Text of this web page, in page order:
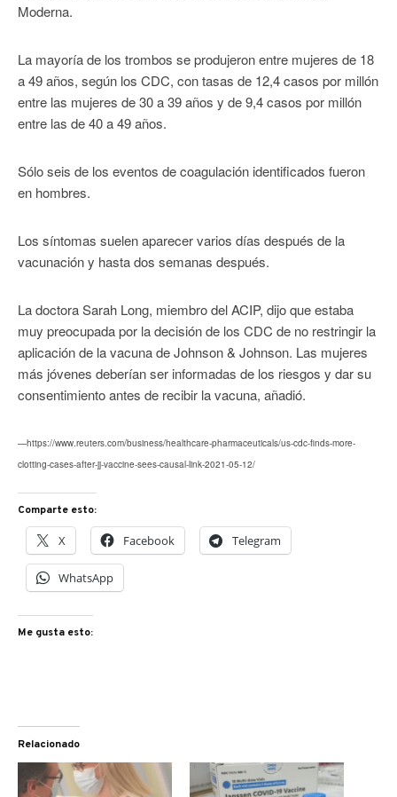
Moderna.
La mayoría de los trombos se produjeron entre mujeres de 18
a 49 años, según los CDC, con tasas de 12,4 casos por millón
entre las mujeres de 30 a 39 años y de 9,4 casos por millón
entre las de 40 a 49 años.
Sólo seis de los eventos de coagulación identificados fueron
en hombres.
Los síntomas suelen aparecer varios días después de la
vacunación y hasta dos semanas después.
La doctora Sarah Long, miembro del ACIP, dijo que estaba
muy preocupada por la decisión de los CDC de no restringir la
aplicación de la vacuna de Johnson & Johnson. Las mujeres
más jóvenes deberían ser informadas de los riesgos y dar su
consentimiento antes de recibir la vacuna, añadió.
—https://www.reuters.com/business/healthcare-pharmaceuticals/us-cdc-finds-more-
clotting-cases-after-jj-vaccine-sees-causal-link-2021-05-12/
Comparte esto:
X Facebook Telegram
WhatsApp
Me gusta esto:
Relacionado